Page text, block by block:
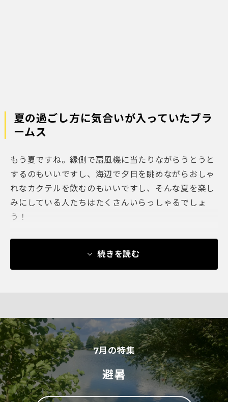
夏の過ごし方に気合いが入っていたブラ
ームス
もう夏ですね。縁側で扇風機に当たりながらうとうと
するのもいいですし、海辺で夕日を眺めながらおしゃ
れなカクテルを飲むのもいいですし、そんな夏を楽し
みにしている人たちはたくさんいらっしゃるでしょ
う！
続きを読む
7月の特集
避暑